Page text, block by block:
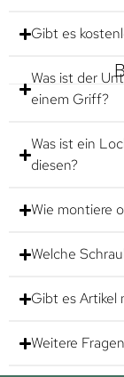
Gibt es
Was ist der
einem Griff?
Was ist ein
diesen?
Wie montiere
Welche
Gibt es Artikel
Weitere